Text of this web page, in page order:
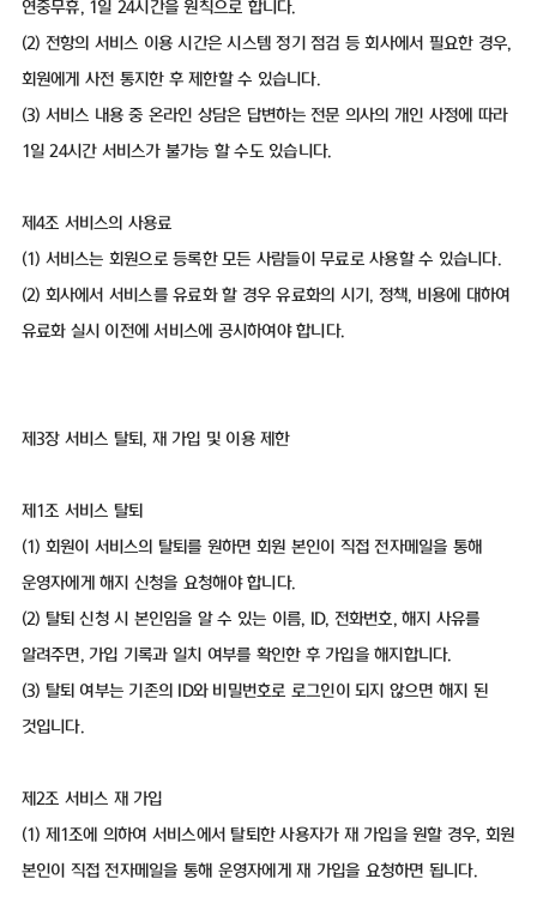
연중무휴, 1일 24시간을 원칙으로 합니다.
(2) 전항의 서비스 이용 시간은 시스템 정기 점검 등 회사에서 필요한 경우,
회원에게 사전 통지한 후 제한할 수 있습니다.
(3) 서비스 내용 중 온라인 상담은 답변하는 전문 의사의 개인 사정에 따라
1일 24시간 서비스가 불가능 할 수도 있습니다.
제4조 서비스의 사용료
(1) 서비스는 회원으로 등록한 모든 사람들이 무료로 사용할 수 있습니다.
(2) 회사에서 서비스를 유료화 할 경우 유료화의 시기, 정책, 비용에 대하여
유료화 실시 이전에 서비스에 공시하여야 합니다.
제3장 서비스 탈퇴, 재 가입 및 이용 제한
제1조 서비스 탈퇴
(1) 회원이 서비스의 탈퇴를 원하면 회원 본인이 직접 전자메일을 통해
운영자에게 해지 신청을 요청해야 합니다.
(2) 탈퇴 신청 시 본인임을 알 수 있는 이름, ID, 전화번호, 해지 사유를
알려주면, 가입 기록과 일치 여부를 확인한 후 가입을 해지합니다.
(3) 탈퇴 여부는 기존의 ID와 비밀번호로 로그인이 되지 않으면 해지 된
것입니다.
제2조 서비스 재 가입
(1) 제1조에 의하여 서비스에서 탈퇴한 사용자가 재 가입을 원할 경우, 회원
본인이 직접 전자메일을 통해 운영자에게 재 가입을 요청하면 됩니다.